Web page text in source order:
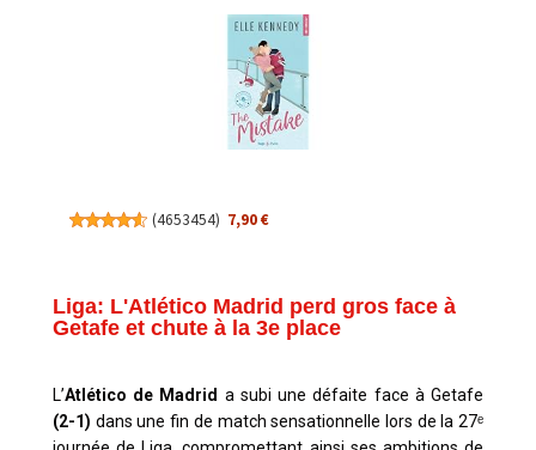
(4653454) 7,90 €
Liga: L'Atlético Madrid perd gros face à
Getafe et chute à la 3e place
L’Atlético de Madrid a subi une défaite face à Getafe
(2-1) dans une fin de match sensationnelle lors de la 27ᵉ